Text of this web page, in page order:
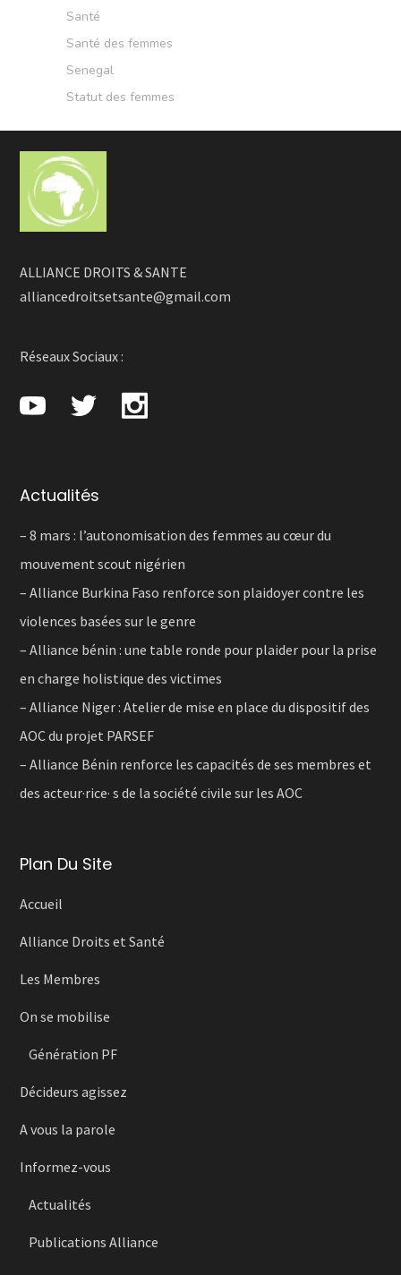
Santé
Santé des femmes
Senegal
Statut des femmes
ALLIANCE DROITS & SANTE
alliancedroitsetsante@gmail.com
Réseaux Sociaux :
Actualités
– 8 mars : l’autonomisation des femmes au cœur du
mouvement scout nigérien
– Alliance Burkina Faso renforce son plaidoyer contre les
violences basées sur le genre
– Alliance bénin : une table ronde pour plaider pour la prise
en charge holistique des victimes
– Alliance Niger : Atelier de mise en place du dispositif des
AOC du projet PARSEF
– Alliance Bénin renforce les capacités de ses membres et
des acteur·rice· s de la société civile sur les AOC
Plan Du Site
Accueil
Alliance Droits et Santé
Les Membres
On se mobilise
Génération PF
Décideurs agissez
A vous la parole
Informez-vous
Actualités
Publications Alliance